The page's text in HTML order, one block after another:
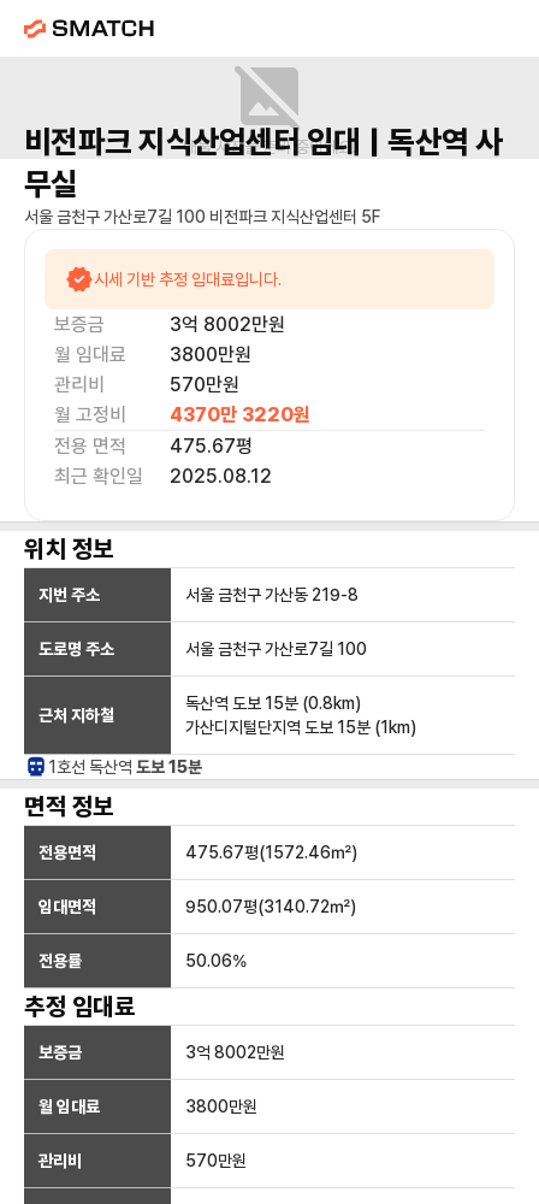
매물 사진을 준비 중이에요.
비전파크 지식산업센터임대 | 독산역 사
무실
서울 금천구 가산로7길 100 비전파크 지식산업센터 5F
시세 기반 추정 임대료입니다.
보증금 3억 8002만원
월 임대료
3800만원
관리비
570만원
월 고정비
4370만 3220원
전용 면적
475.67평
최근 확인일
2025.08.12
위치 정보
지번 주소 서울 금천구 가산동 219-8
도로명 주소 서울 금천구 가산로7길 100
근처 지하철
독산역 도보 15분 (0.8km)
가산디지털단지역 도보 15분 (1 km)
1호선 독산역 도보 15분
면적 정보
전용면적 475.67평(1572.46㎡)
임대면적 950.07평(3140.72㎡)
전용률 50.06%
추정 임대료
보증금 3억 8002만원
월 임대료 3800만원
관리비 570만원